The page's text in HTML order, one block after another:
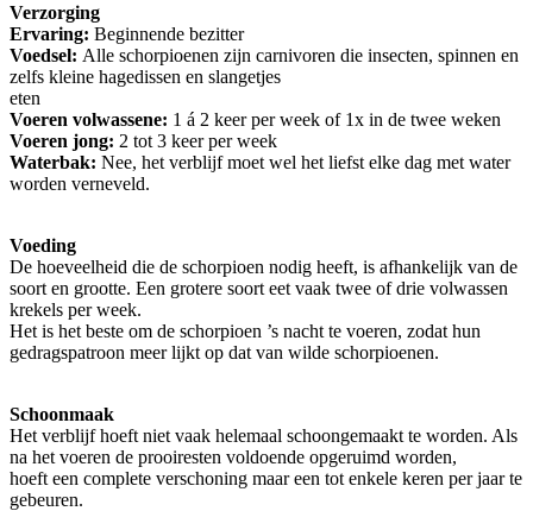
Verzorging
Ervaring: Beginnende bezitter
Voedsel: Alle schorpioenen zijn carnivoren die insecten, spinnen en
zelfs kleine hagedissen en slangetjes
Voeren volwassene: 1 á 2 keer per week of 1x in de twee weken
Voeren jong: 2 tot 3 keer per week
Waterbak: Nee, het verblijf moet wel het liefst elke dag met water
worden verneveld.
Voeding
De hoeveelheid die de schorpioen nodig heeft, is afhankelijk van de
soort en grootte. Een grotere soort eet vaak twee of drie volwassen
krekels per week.
Het is het beste om de schorpioen ’s nacht te voeren, zodat hun
gedragspatroon meer lijkt op dat van wilde schorpioenen.
Schoonmaak
Het verblijf hoeft niet vaak helemaal schoongemaakt te worden. Als
na het voeren de prooiresten voldoende opgeruimd worden,
hoeft een complete verschoning maar een tot enkele keren per jaar te
gebeuren.